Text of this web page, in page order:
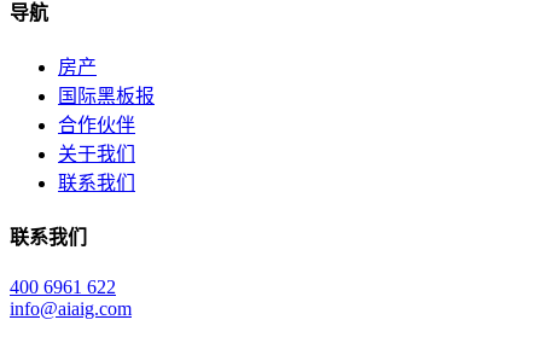
导航
房产
国际黑板报
合作伙伴
关于我们
联系我们
联系我们
400 6961 622
info@aiaig.com